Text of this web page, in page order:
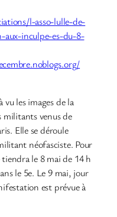
l-asso-lulle-de-
aux-inculpe-es-du-8-
vu les images de la
militants venus de
Elle se déroule
néofasciste. Pour
le 8 mai de 14 h
le 5e. Le 9 mai, jour
est prévue à